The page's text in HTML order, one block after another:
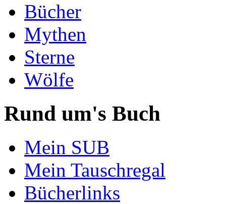
Bücher
Mythen
Sterne
Wölfe
Rund um's Buch
Mein SUB
Mein Tauschregal
Bücherlinks